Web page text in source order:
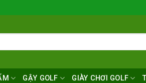
GẬY GOLF GIÀY CHƠI GOLF